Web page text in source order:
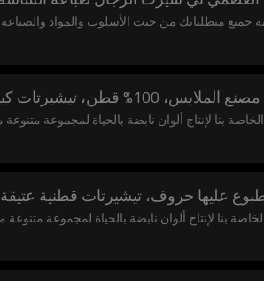
جميع متطلباتك من حيث الأسلوب والمواد
بنا لإنتاج ألوان نابضة بالحياة لمجموعة
عليها حروف، تيشيرتات قطنية عتيقة
بنا لإنتاج ألوان نابضة بالحياة لمجموعة